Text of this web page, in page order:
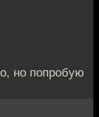
но попробую